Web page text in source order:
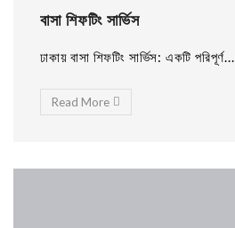
বাসা শিফটিং সার্ভিস
ঢাকায় বাসা শিফটিং সার্ভিস: একটি পরিপূর্ণ...
Read More